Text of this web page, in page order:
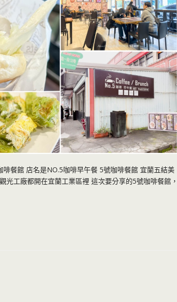
餐館 店名是NO.5咖啡早午餐 5號咖啡餐館 宜蘭五結美
工廠都開在宜蘭工業區裡 這次要分享的5號咖啡餐館，